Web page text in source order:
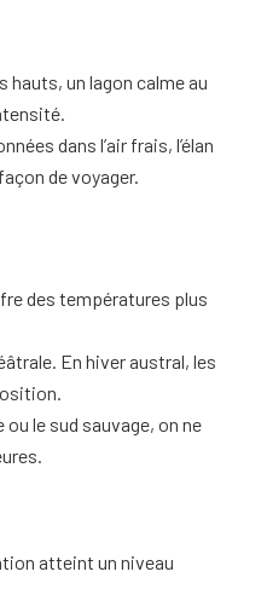
hauts, un lagon calme au
dans l’air frais, l’élan
de voyager.
des températures plus
En hiver austral, les
le sud sauvage, on ne
atteint un niveau